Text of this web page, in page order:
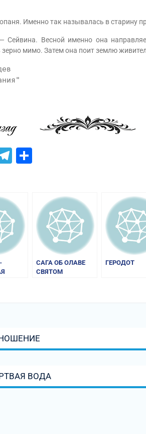
Именно так называлась в старину
Весной именно она
мимо. Затем она поит землю
Telegram
САГА ОБ ОЛАВЕ
СВЯТОМ
ГЕРОДОТ
ВОДА